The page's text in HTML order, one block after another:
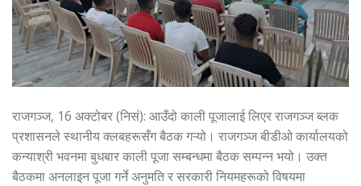
राजगञ्ज, 16 अक्टोबर (निसं): आउँदो काली पूजालाई लिएर राजगञ्ज ब्लक
प्रशासनले स्थानीय क्लबहरूसँग बैठक गऱ्यो। राजगञ्ज बीडीओ कार्यालयको
कन्याश्री भवनमा बुधबार काली पूजा सम्बन्धमा बैठक सम्पन्न भयो। उक्त
बैठकमा अनलाइन पूजा गर्ने अनुमति र सरकारी नियमहरूको विषयमा